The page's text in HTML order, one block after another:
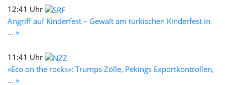
12:41 Uhr
Angriff auf Kinderfest – Gewalt am türkischen Kinderfest in
... »
11:41 Uhr
«Eco on the rocks»: Trumps Zölle, Pekings Exportkontrollen,
... »